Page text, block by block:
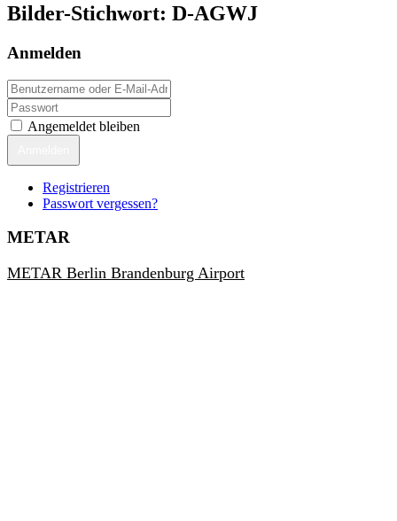
Bilder-Stichwort: D-AGWJ
Anmelden
Angemeldet bleiben
Registrieren
Passwort vergessen?
METAR
METAR Berlin Brandenburg Airport